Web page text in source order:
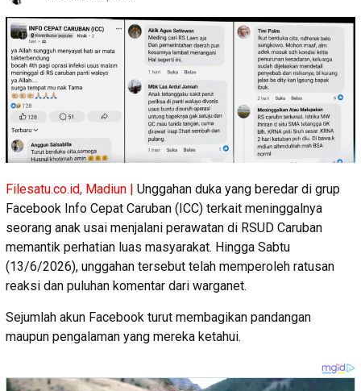
Filesatu.co.id, Madiun | Unggahan duka yang beredar di grup
Facebook Info Cepat Caruban (ICC) terkait meninggalnya
seorang anak usai menjalani perawatan di RSUD Caruban
memantik perhatian luas masyarakat. Hingga Sabtu
(13/6/2026), unggahan tersebut telah memperoleh ratusan
reaksi dan puluhan komentar dari warganet.
Sejumlah akun Facebook turut membagikan pandangan
maupun pengalaman yang mereka ketahui.